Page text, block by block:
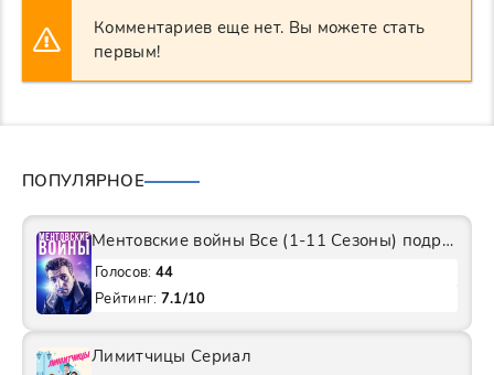
Комментариев еще нет. Вы можете стать
первым!
ПОПУЛЯРНОЕ
Ментовские войны Все (1-11 Сезоны) подряд Сериал
Голосов: 44
Рейтинг: 7.1/10
Лимитчицы Сериал